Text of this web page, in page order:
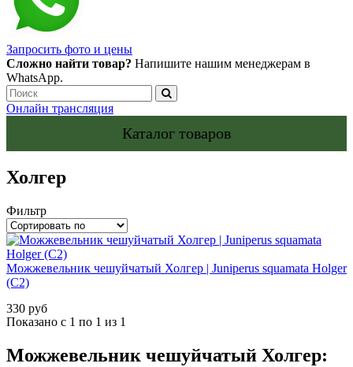
Запросить фото и цены
Сложно найти товар? Напишите нашим менеджерам в
WhatsApp.
Онлайн трансляция
Каталог товаров
Холгер
Фильтр
Можжевельник чешуйчатый Холгер | Juniperus squamata Holger
(С2)
330 руб
Показано с 1 по 1 из 1
Можжевельник чешуйчатый Холгер: